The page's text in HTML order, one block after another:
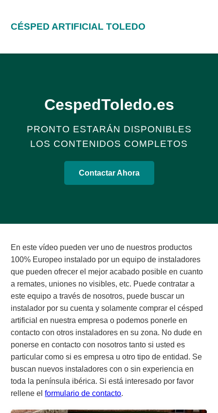
CÉSPED ARTIFICIAL TOLEDO
CespedToledo.es
PRONTO ESTARÁN DISPONIBLES
LOS CONTENIDOS COMPLETOS
Contactar Ahora
En este vídeo pueden ver uno de nuestros productos
100% Europeo instalado por un equipo de instaladores
que pueden ofrecer el mejor acabado posible en cuanto
a remates, uniones no visibles, etc. Puede contratar a
este equipo a través de nosotros, puede buscar un
instalador por su cuenta y solamente comprar el césped
artificial en nuestra empresa o podemos ponerle en
contacto con otros instaladores en su zona. No dude en
ponerse en contacto con nosotros tanto si usted es
particular como si es empresa u otro tipo de entidad. Se
buscan nuevos instaladores con o sin experiencia en
toda la península ibérica. Si está interesado por favor
rellene elformulario de contacto.